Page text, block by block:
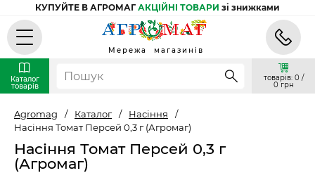
КУПУЙТЕ В АГРОМАГ АКЦІЙНІ ТОВАРИ зі знижками
Мережа магазинів
Каталог
товарів
товарів: 0 /
0 грн
Agromag / Каталог / Насіння
/
Насіння Томат Персей 0,3 г (Агромаг)
Насіння Томат Персей 0,3 г
(Агромаг)